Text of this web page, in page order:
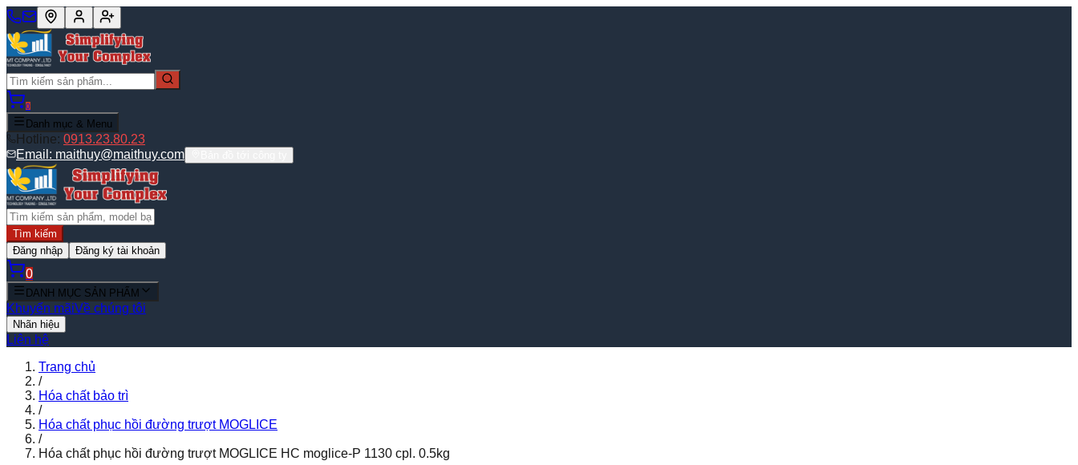
0
Danh mục & Menu
Hotline: 0913.23.80.23
Email: maithuy@maithuy.com
Tìm kiếm
Đăng nhập
Đăng ký tài khoản
0
DANH MỤC SẢN PHẨM
Khuyến mãiVề chúng tôi
Nhãn hiệu
Liên hệ
Trang chủ
/
Hóa chất bảo trì
/
Hóa chất phục hồi đường trượt MOGLICE
/
Hóa chất phục hồi đường trượt MOGLICE HC moglice-P 1130 cpl. 0.5kg